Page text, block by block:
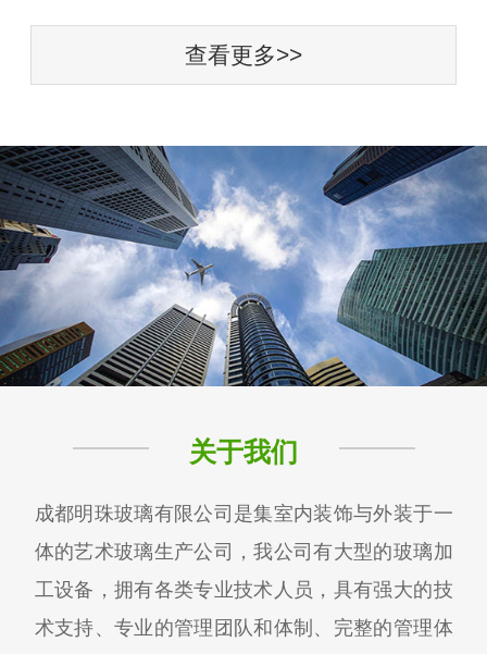
查看更多>>
关于我们
成都明珠玻璃有限公司是集室内装饰与外装于一
体的艺术玻璃生产公司，我公司有大型的玻璃加
工设备，拥有各类专业技术人员，具有强大的技
术支持、专业的管理团队和体制、完整的管理体